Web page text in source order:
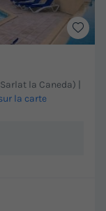
la Caneda) |
la carte